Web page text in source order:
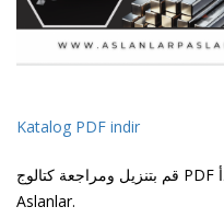
Katalog PDF indir
قم بتنزيل ومراجعة كتالوج PDF لصهاريج التخزين المقاومة للصدأ
Aslanlar.